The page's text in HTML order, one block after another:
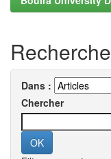
Recherche
Dans :
Chercher